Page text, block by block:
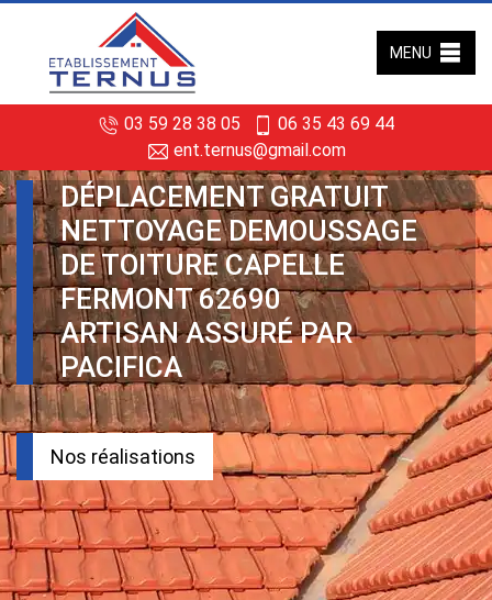
03 59 28 38 05
06 35 43 69 44
ent.ternus@gmail.com
MENU
DÉPLACEMENT GRATUIT
NETTOYAGE DEMOUSSAGE
DE TOITURE CAPELLE
FERMONT 62690
ARTISAN ASSURÉ PAR
PACIFICA
Nos réalisations